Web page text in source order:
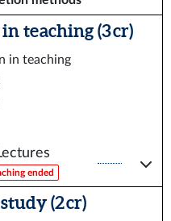
teaching (3 cr)
in teaching
ended
(2 cr)